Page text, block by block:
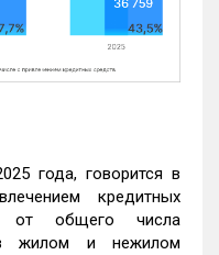
года, говорится в
кредитных
от общего числа
в жилом и нежилом